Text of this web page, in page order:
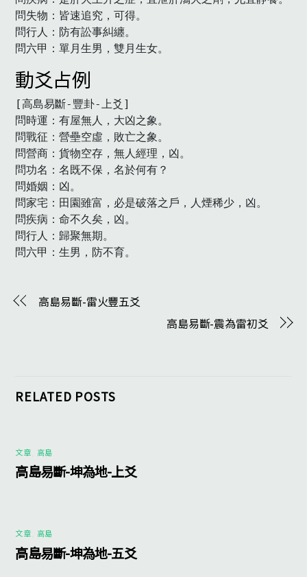
問失物：皆速追究，可得。
問行人：防有訟事糾纏。
問六甲：單月生男，雙月生女。
動爻占例
[高島易斷-豐卦-上爻]
問時運：有屋無人，大凶之象。
問戰征：營壘空虛，敗亡之象。
問營商：貨物空存，無人經理，凶。
問功名：名既不保，名於何有？
問婚姻：凶。
問家宅：田園雖富，必是破落之戶，人煙稀少，凶。
問疾病：命不久矣，凶。
問行人：歸聚無期。
問六甲：生男，防不育。
高島易斷-雷火豐五爻
高島易斷-震為雷初爻
RELATED POSTS
文章 高島
高島易斷-坤為地-上爻
文章 高島
高島易斷-坤為地-五爻